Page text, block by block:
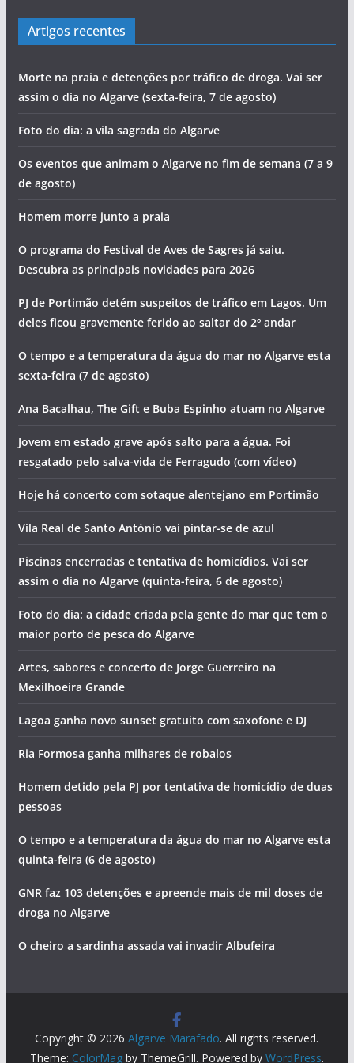
Artigos recentes
Morte na praia e detenções por tráfico de droga. Vai ser
assim o dia no Algarve (sexta-feira, 7 de agosto)
Foto do dia: a vila sagrada do Algarve
Os eventos que animam o Algarve no fim de semana (7 a 9
de agosto)
Homem morre junto a praia
O programa do Festival de Aves de Sagres já saiu.
Descubra as principais novidades para 2026
PJ de Portimão detém suspeitos de tráfico em Lagos. Um
deles ficou gravemente ferido ao saltar do 2º andar
O tempo e a temperatura da água do mar no Algarve esta
sexta-feira (7 de agosto)
Ana Bacalhau, The Gift e Buba Espinho atuam no Algarve
Jovem em estado grave após salto para a água. Foi
resgatado pelo salva-vida de Ferragudo (com vídeo)
Hoje há concerto com sotaque alentejano em Portimão
Vila Real de Santo António vai pintar-se de azul
Piscinas encerradas e tentativa de homicídios. Vai ser
assim o dia no Algarve (quinta-feira, 6 de agosto)
Foto do dia: a cidade criada pela gente do mar que tem o
maior porto de pesca do Algarve
Artes, sabores e concerto de Jorge Guerreiro na
Mexilhoeira Grande
Lagoa ganha novo sunset gratuito com saxofone e DJ
Ria Formosa ganha milhares de robalos
Homem detido pela PJ por tentativa de homicídio de duas
pessoas
O tempo e a temperatura da água do mar no Algarve esta
quinta-feira (6 de agosto)
GNR faz 103 detenções e apreende mais de mil doses de
droga no Algarve
O cheiro a sardinha assada vai invadir Albufeira
Copyright © 2026Algarve Marafado. All rights reserved.
Theme: ColorMagby ThemeGrill. Powered by WordPress.